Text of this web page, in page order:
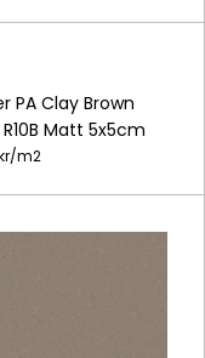
PA Clay Brown
Matt 5x5cm
m2